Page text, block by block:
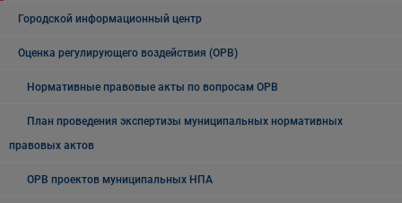
Городской информационный центр
Оценка регулирующего воздействия (ОРВ)
Нормативные правовые акты по вопросам ОРВ
План проведения экспертизы муниципальных нормативных
правовых актов
ОРВ проектов муниципальных НПА